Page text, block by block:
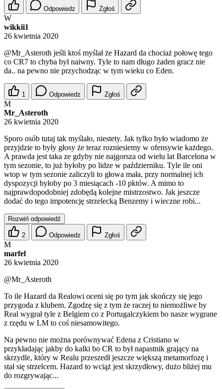
Odpowiedz Zgłoś
W
wikkii1
26 kwietnia 2020
@Mr_Asteroth jeśli ktoś myślał że Hazard da chociaż połowę tego
co CR7 to chyba był naiwny. Tyle to nam długo żaden gracz nie
da.. na pewno nie przychodząc w tym wieku co Eden.
1 Odpowiedz Zgłoś
M
Mr_Asteroth
26 kwietnia 2020
Sporo osób tutaj tak myślało, niestety. Jak tylko było wiadomo że
przyjdzie to były głosy że teraz rozniesiemy w ofensywie każdego.
A prawda jest taka ze gdyby nie najgorsza od wielu lat Barcelona w
tym sezonie, to już byłoby po lidze w październiku. Tyle ile oni
wtop w tym sezonie zaliczyli to głowa mała, przy normalnej ich
dyspozycji byłoby po 3 miesiącach -10 pktów. A mimo to
najprawdopodobniej zdobędą kolejne mistrzostwo. Jak jeszcze
dodać do tego impotencję strzelecką Benzemy i wieczne robi...
Rozwiń odpowiedź
2 Odpowiedz Zgłoś
M
marfel
26 kwietnia 2020
@Mr_Asteroth
To ile Hazard da Realowi oceni się po tym jak skończy się jego
przygoda z klubem. Zgodzę się z tym że raczej to niemożliwe by
Real wygrał tyle z Belgiem co z Portugalczykiem bo nasze wygrane
z rzędu w LM to coś niesamowitego.
Na pewno nie można porównywać Edena z Cristiano w
przykładając jakby do kalki bo CR to był napastnik grający na
skrzydle, który w Realu przeszedł jeszcze większą metamorfozę i
stał się strzelcem. Hazard to wciąż jest skrzydłowy, dużo bliżej mu
do rozgrywając...